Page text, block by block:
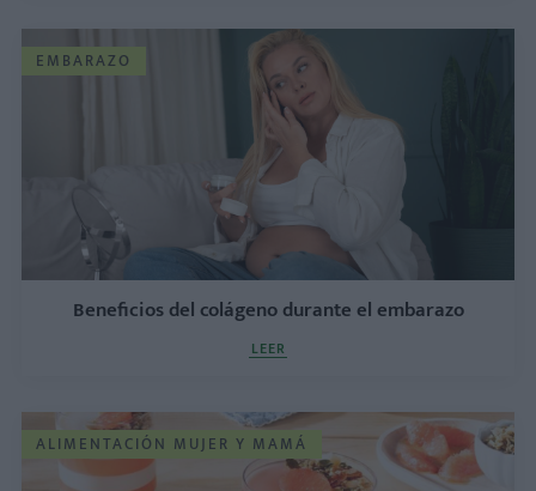
EMBARAZO
Beneficios del colágeno durante el embarazo
LEER
ALIMENTACIÓN MUJER Y MAMÁ